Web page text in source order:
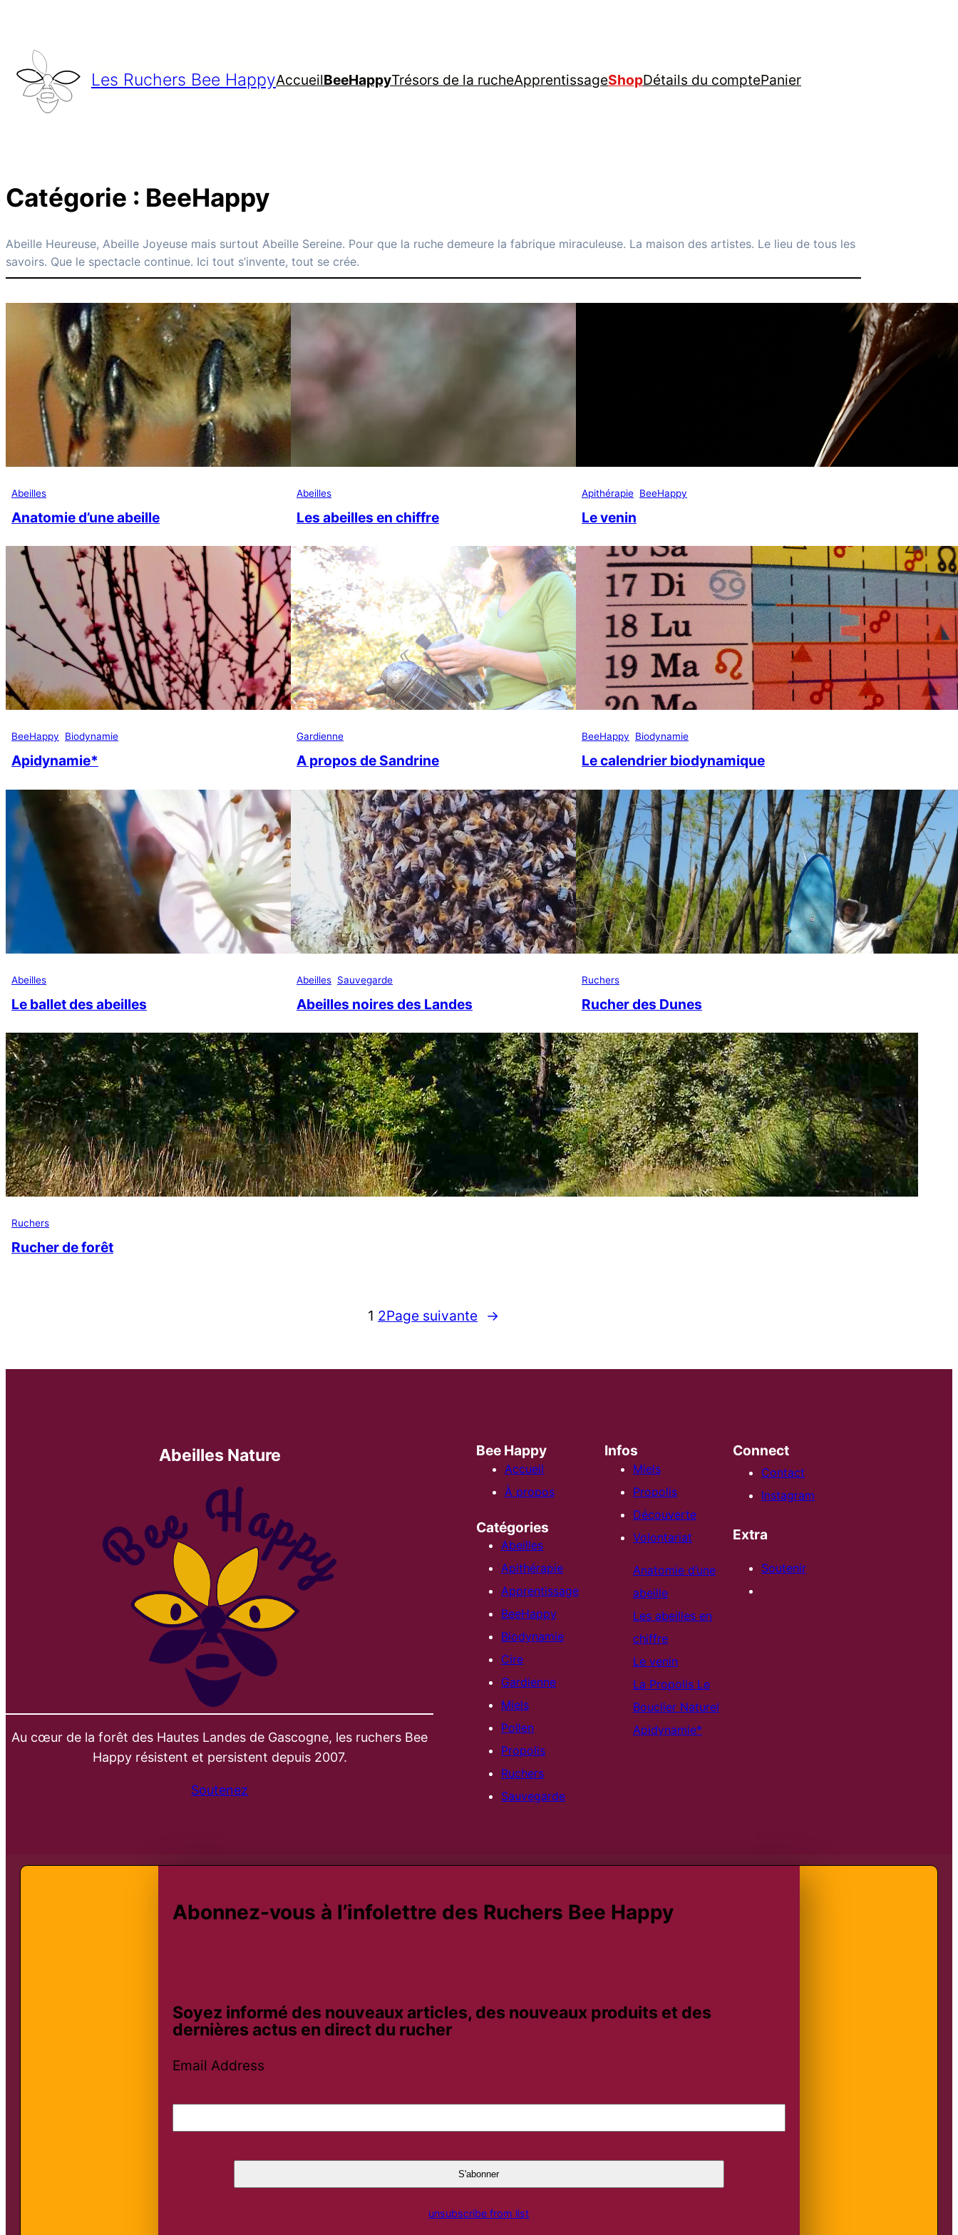
contenu
Les Ruchers Bee HappyAccueilBeeHappyTrésors de la rucheApprentissageShopDétails du comptePanier
Catégorie : BeeHappy
Abeille Heureuse, Abeille Joyeuse mais surtout Abeille Sereine. Pour que la ruche demeure la fabrique miraculeuse. La maison des artistes. Le lieu de tous les
savoirs. Que le spectacle continue. Ici tout s’invente, tout se crée.
Abeilles
Anatomie d’une abeille
Abeilles
Les abeilles en chiffre
Apithérapie BeeHappy
Le venin
BeeHappy Biodynamie
Apidynamie*
Gardienne
A propos de Sandrine
BeeHappy Biodynamie
Le calendrier biodynamique
Abeilles
Le ballet des abeilles
Abeilles Sauvegarde
Abeilles noires des Landes
Ruchers
Rucher des Dunes
Ruchers
Rucher de forêt
1 2Page suivante →
Abeilles Nature
Au cœur de la forêt des Hautes Landes de Gascogne, les ruchers Bee
Happy résistent et persistent depuis 2007.
Soutenez
Bee Happy
Accueil
À propos
Catégories
Abeilles
Apithérapie
Apprentissage
BeeHappy
Biodynamie
Cire
Gardienne
Miels
Pollen
Propolis
Ruchers
Sauvegarde
Infos
Miels
Propolis
Découverte
Volontariat
Anatomie d’une
abeille
Les abeilles en
chiffre
Le venin
La Propolis Le
Bouclier Naturel
Apidynamie*
Connect
Contact
Instagram
Extra
Soutenir
Abonnez-vous à l’infolettre des Ruchers Bee Happy
Soyez informé des nouveaux articles, des nouveaux produits et des
dernières actus en direct du rucher
Email Address
unsubscribe from list